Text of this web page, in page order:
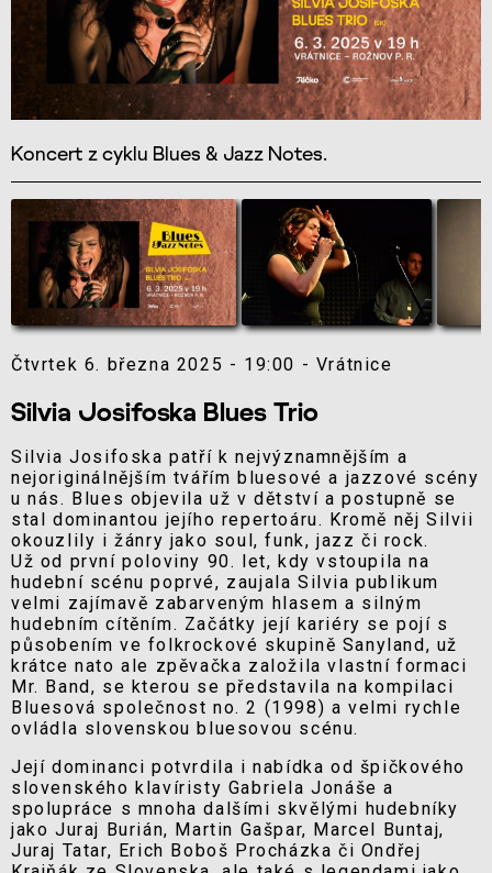
Koncert z cyklu Blues & Jazz Notes.
Čtvrtek 6. března 2025 - 19:00 - Vrátnice
Silvia Josifoska Blues Trio
Silvia Josifoska patří k nejvýznamnějším a
nejoriginálnějším tvářím bluesové a jazzové scény
u nás. Blues objevila už v dětství a postupně se
stal dominantou jejího repertoáru. Kromě něj Silvii
okouzlily i žánry jako soul, funk, jazz či rock.
Už od první poloviny 90. let, kdy vstoupila na
hudební scénu poprvé, zaujala Silvia publikum
velmi zajímavě zabarveným hlasem a silným
hudebním cítěním. Začátky její kariéry se pojí s
působením ve folkrockové skupině Sanyland, už
krátce nato ale zpěvačka založila vlastní formaci
Mr. Band, se kterou se představila na kompilaci
Bluesová společnost no. 2 (1998) a velmi rychle
ovládla slovenskou bluesovou scénu.
Její dominanci potvrdila i nabídka od špičkového
slovenského klavíristy Gabriela Jonáše a
spolupráce s mnoha dalšími skvělými hudebníky
jako Juraj Burián, Martin Gašpar, Marcel Buntaj,
Juraj Tatar, Erich Boboš Procházka či Ondřej